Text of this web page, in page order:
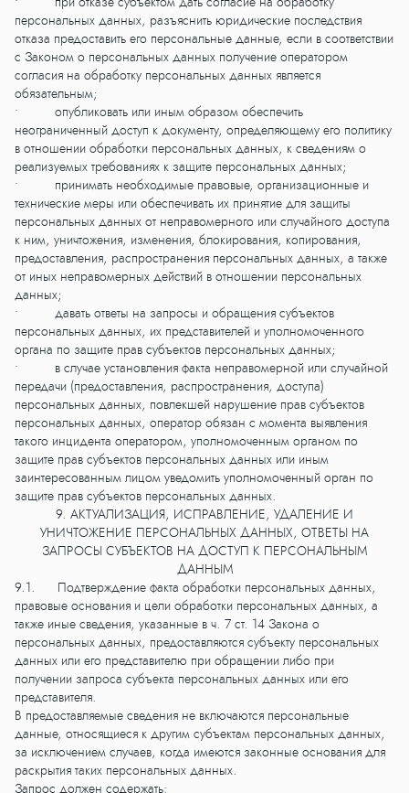
персональных данных, разъяснить юридические последствия
отказа предоставить его персональные данные, если в соответствии
с Законом о персональных данных получение оператором
согласия на обработку персональных данных является
обязательным;
• опубликовать или иным образом обеспечить
неограниченный доступ к документу, определяющему его политику
в отношении обработки персональных данных, к сведениям о
реализуемых требованиях к защите персональных данных;
• принимать необходимые правовые, организационные и
технические меры или обеспечивать их принятие для защиты
персональных данных от неправомерного или случайного доступа
к ним, уничтожения, изменения, блокирования, копирования,
предоставления, распространения персональных данных, а также
от иных неправомерных действий в отношении персональных
данных;
• давать ответы на запросы и обращения субъектов
персональных данных, их представителей и уполномоченного
органа по защите прав субъектов персональных данных;
• в случае установления факта неправомерной или случайной
передачи (предоставления, распространения, доступа)
персональных данных, повлекшей нарушение прав субъектов
персональных данных, оператор обязан с момента выявления
такого инцидента оператором, уполномоченным органом по
защите прав субъектов персональных данных или иным
заинтересованным лицом уведомить уполномоченный орган по
защите прав субъектов персональных данных.
9. АКТУАЛИЗАЦИЯ, ИСПРАВЛЕНИЕ, УДАЛЕНИЕ И
УНИЧТОЖЕНИЕ ПЕРСОНАЛЬНЫХ ДАННЫХ, ОТВЕТЫ НА
ЗАПРОСЫ СУБЪЕКТОВ НА ДОСТУП К ПЕРСОНАЛЬНЫМ
ДАННЫМ
9.1. Подтверждение факта обработки персональных данных,
правовые основания и цели обработки персональных данных, а
также иные сведения, указанные в ч. 7 ст. 14 Закона о
персональных данных, предоставляются субъекту персональных
данных или его представителю при обращении либо при
получении запроса субъекта персональных данных или его
представителя.
В предоставляемые сведения не включаются персональные
данные, относящиеся к другим субъектам персональных данных,
за исключением случаев, когда имеются законные основания для
раскрытия таких персональных данных.
Запрос должен содержать: